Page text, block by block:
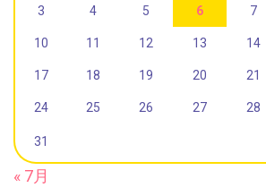
3 4 5 6 7
10 11 12 13 14
17 18 19 20 21
24 25 26 27 28
31
« 7月